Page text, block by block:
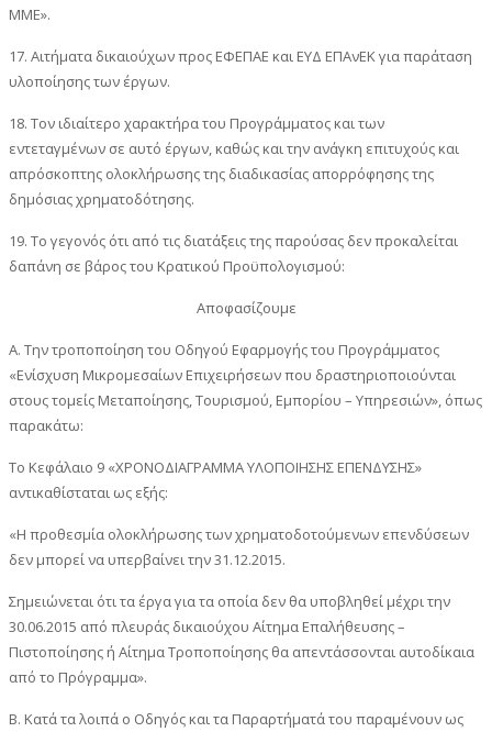
ΜΜΕ».
17. Αιτήματα δικαιούχων προς ΕΦΕΠΑΕ και ΕΥΔ ΕΠΑνΕΚ για παράταση
υλοποίησης των έργων.
18. Τον ιδιαίτερο χαρακτήρα του Προγράμματος και των
εντεταγμένων σε αυτό έργων, καθώς και την ανάγκη επιτυχούς και
απρόσκοπτης ολοκλήρωσης της διαδικασίας απορρόφησης της
δημόσιας χρηματοδότησης.
19. Το γεγονός ότι από τις διατάξεις της παρούσας δεν προκαλείται
δαπάνη σε βάρος του Κρατικού Προϋπολογισμού:
Αποφασίζουμε
Α. Την τροποποίηση του Οδηγού Εφαρμογής του Προγράμματος
«Ενίσχυση Μικρομεσαίων Επιχειρήσεων που δραστηριοποιούνται
στους τομείς Μεταποίησης, Τουρισμού, Εμπορίου – Υπηρεσιών», όπως
παρακάτω:
Το Κεφάλαιο 9 «ΧΡΟΝΟΔΙΑΓΡΑΜΜΑ ΥΛΟΠΟΙΗΣΗΣ ΕΠΕΝΔΥΣΗΣ»
αντικαθίσταται ως εξής:
«Η προθεσμία ολοκλήρωσης των χρηματοδοτούμενων επενδύσεων
δεν μπορεί να υπερβαίνει την 31.12.2015.
Σημειώνεται ότι τα έργα για τα οποία δεν θα υποβληθεί μέχρι την
30.06.2015 από πλευράς δικαιούχου Αίτημα Επαλήθευσης –
Πιστοποίησης ή Αίτημα Τροποποίησης θα απεντάσσονται αυτοδίκαια
από το Πρόγραμμα».
Β. Κατά τα λοιπά ο Οδηγός και τα Παραρτήματά του παραμένουν ως